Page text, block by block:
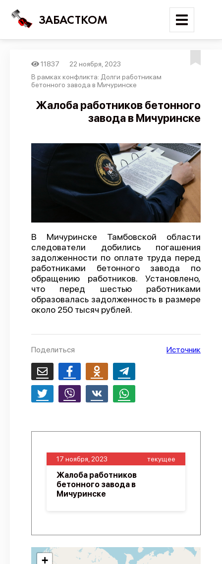
ЗАБАСТКОМ
Войти
Поиск
Новости
Трудовые конфликты
Отчеты
Предложить публикацию
О проекте
Политика конфиденциальности
11837
22 ноября, 2023
В рамках конфликта: Долги работникам
бетонного завода в Мичуринске
Жалоба работников бетонного
завода в Мичуринске
В Мичуринске Тамбовской области
следователи добились погашения
задолженности по оплате труда перед
работниками бетонного завода по
обращению работников. Установлено,
что перед шестью работниками
образовалась задолженность в размере
около 250 тысяч рублей.
Поделиться Источник
17 ноября, 2023 текущее
Жалоба работников
бетонного завода в
Мичуринске
+